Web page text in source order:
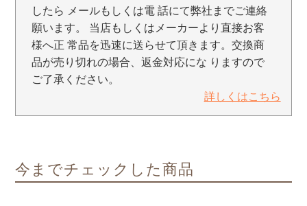
したら メールもしくは電 話にて弊社までご連絡
願います。 当店もしくはメーカーより直接お客
様へ正 常品を迅速に送らせて頂きます。交換商
品が売り切れの場合、返金対応にな りますので
ご了承ください。
詳しくはこちら
今までチェックした商品